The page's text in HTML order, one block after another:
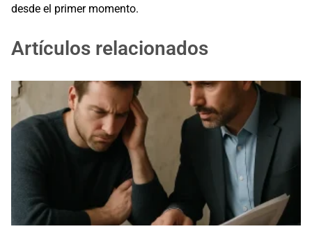
desde el primer momento.
Artículos relacionados